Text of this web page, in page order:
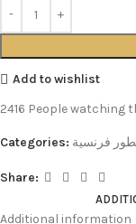
Add to wishlist
2416 People watching
Categories: فرنسية
Share:
Additional information